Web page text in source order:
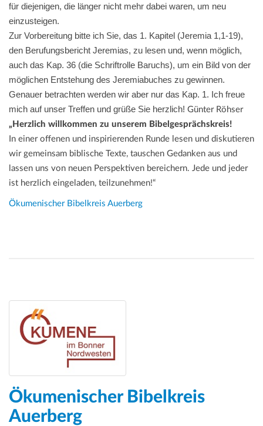
für diejenigen, die länger nicht mehr dabei waren, um neu
einzusteigen.
Zur Vorbereitung bitte ich Sie, das 1. Kapitel (Jeremia 1,1-19),
den Berufungsbericht Jeremias, zu lesen und, wenn möglich,
auch das Kap. 36 (die Schriftrolle Baruchs), um ein Bild von der
möglichen Entstehung des Jeremiabuches zu gewinnen.
Genauer betrachten werden wir aber nur das Kap. 1. Ich freue
mich auf unser Treffen und grüße Sie herzlich! Günter Röhser
„Herzlich willkommen zu unserem Bibelgesprächskreis!
In einer offenen und inspirierenden Runde lesen und diskutieren
wir gemeinsam biblische Texte, tauschen Gedanken aus und
lassen uns von neuen Perspektiven bereichern. Jede und jeder
ist herzlich eingeladen, teilzunehmen!“
Ökumenischer Bibelkreis Auerberg
Ökumenischer Bibelkreis
Auerberg